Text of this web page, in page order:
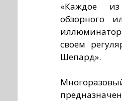
«Каждое
обзорного
своем
Шепард».